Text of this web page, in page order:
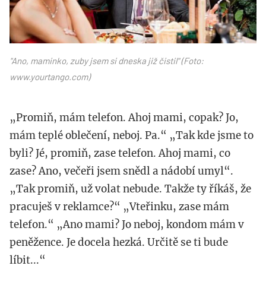
"Ano, maminko, zuby jsem si dneska již čistil" (Foto:
www.yourtango.com)
„Promiň, mám telefon. Ahoj mami, copak? Jo,
mám teplé oblečení, neboj. Pa.“ „Tak kde jsme to
byli? Jé, promiň, zase telefon. Ahoj mami, co
zase? Ano, večeři jsem snědl a nádobí umyl“.
„Tak promiň, už volat nebude. Takže ty říkáš, že
pracuješ v reklamce?“ „Vteřinku, zase mám
telefon.“ „Ano mami? Jo neboj, kondom mám v
peněžence. Je docela hezká. Určitě se ti bude
líbit...“